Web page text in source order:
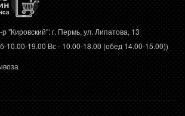
"Кировский": г. Пермь, ул. Липатова, 13
10.00-19.00 Вс - 10.00-18.00 (обед 14.00-15.00))